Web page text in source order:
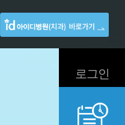
로그인